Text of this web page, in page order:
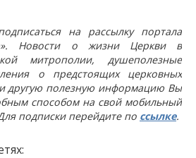
на рассылку портала
Новости о жизни Церкви в
митрополии, душеполезные
о предстоящих церковных
другую полезную информацию Вы
способом на свой мобильный
подписки перейдите по ссылке.